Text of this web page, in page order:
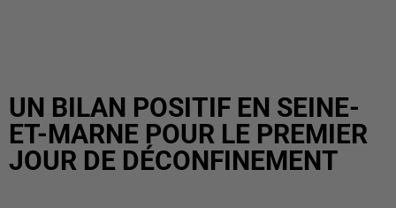
UN BILAN POSITIF EN SEINE-
ET-MARNE POUR LE PREMIER
JOUR DE DÉCONFINEMENT